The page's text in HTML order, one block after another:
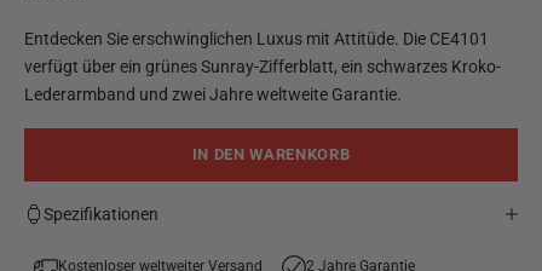
Entdecken Sie erschwinglichen Luxus mit Attitüde. Die CE4101
verfügt über ein grünes Sunray-Zifferblatt, ein schwarzes Kroko-
Lederarmband und zwei Jahre weltweite Garantie.
IN DEN WARENKORB
Spezifikationen
Kostenloser weltweiter Versand 2 Jahre Garantie